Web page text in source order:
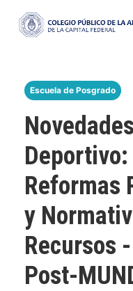
Escuela de Posgrado
Reformas
y
Recursos
Post-